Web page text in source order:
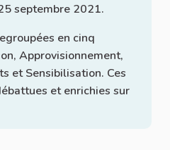
septembre 2021.
en cinq
Approvisionnement,
et Sensibilisation. Ces
et enrichies sur